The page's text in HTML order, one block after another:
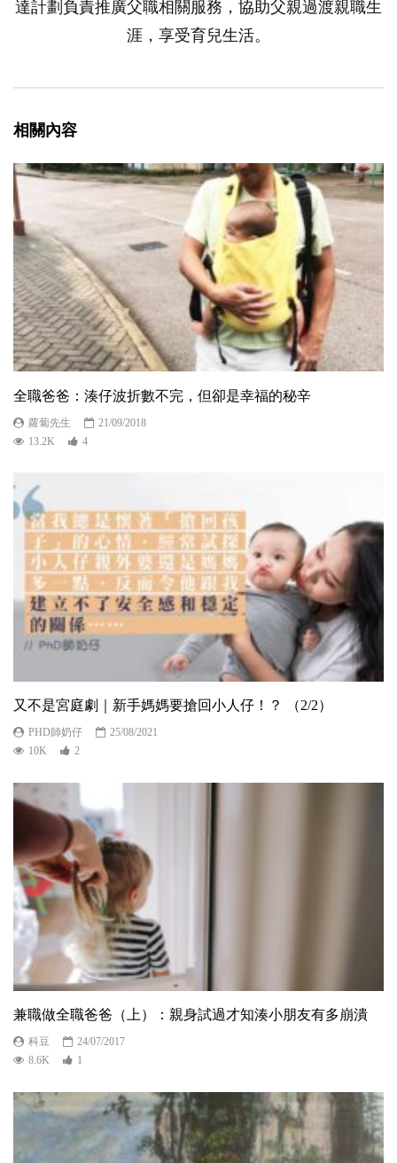
達計劃負責推廣父職相關服務，協助父親過渡親職生
涯，享受育兒生活。
相關內容
全職爸爸：湊仔波折數不完，但卻是幸福的秘辛
蘿蔔先生
21/09/2018
13.2K
4
又不是宮庭劇｜新手媽媽要搶回小人仔！？ （2/2）
PHD師奶仔
25/08/2021
10K
2
兼職做全職爸爸（上）：親身試過才知湊小朋友有多崩潰
科豆
24/07/2017
8.6K
1